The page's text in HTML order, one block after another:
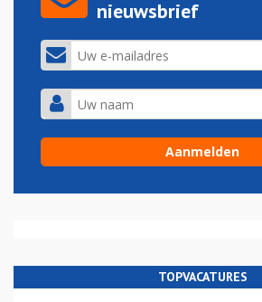
nieuwsbrief
TOPVACATURES